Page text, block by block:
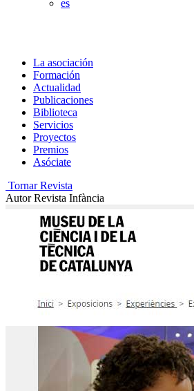
es
La asociación
Formación
Actualidad
Publicaciones
Biblioteca
Servicios
Proyectos
Premios
Asóciate
Tornar Revista
Autor Revista Infància